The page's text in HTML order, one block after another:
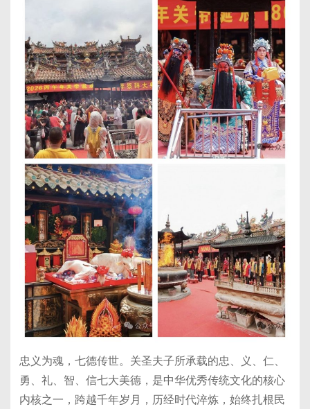
忠义为魂，七德传世。关圣夫子所承载的忠、义、仁、
勇、礼、智、信七大美德，是中华优秀传统文化的核心
内核之一，跨越千年岁月，历经时代淬炼，始终扎根民